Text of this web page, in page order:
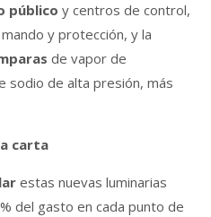
público y centros de control,
y protección, y la
de vapor de
sodio de alta presión, más
carta
estas nuevas luminarias
del gasto en cada punto de